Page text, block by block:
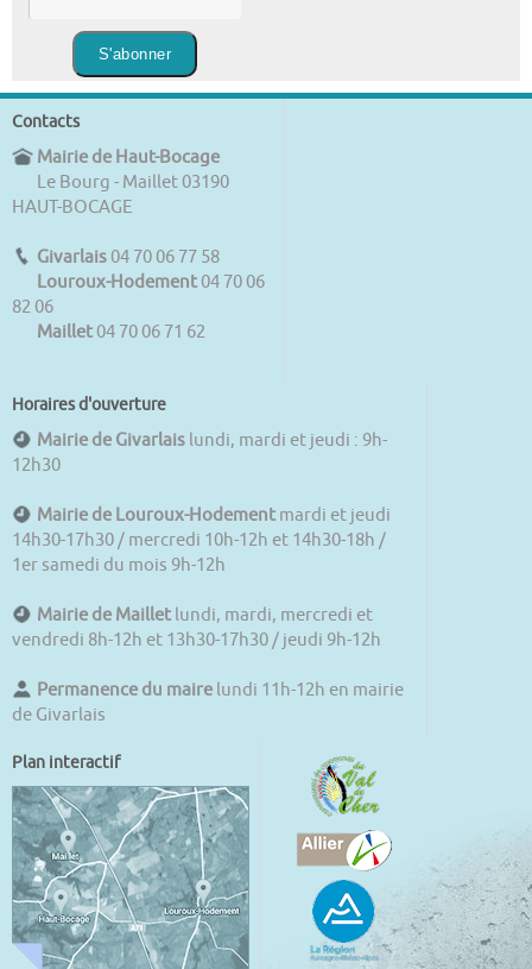
Contacts
Mairie de Haut-Bocage
Le Bourg - Maillet 03190
HAUT-BOCAGE
Givarlais 04 70 06 77 58
Louroux-Hodement 04 70 06
82 06
Maillet 04 70 06 71 62
Horaires d'ouverture
Mairie de Givarlais lundi, mardi et jeudi : 9h-
12h30
Mairie de Louroux-Hodement mardi et jeudi
14h30-17h30 / mercredi 10h-12h et 14h30-18h /
1er samedi du mois 9h-12h
Mairie de Maillet lundi, mardi, mercredi et
vendredi 8h-12h et 13h30-17h30 / jeudi 9h-12h
Permanence du maire lundi 11h-12h en mairie
de Givarlais
Plan interactif